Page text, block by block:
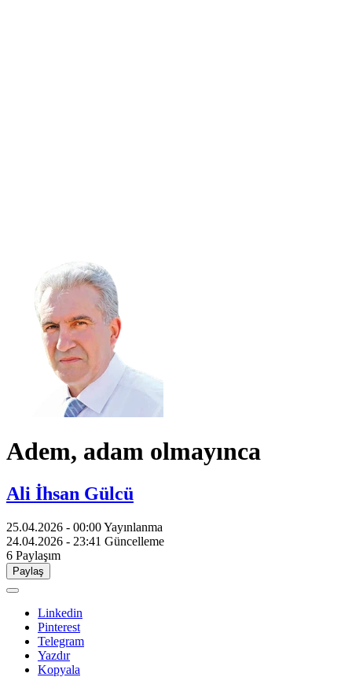
Adem, adam olmayınca
Ali İhsan Gülcü
25.04.2026 - 00:00Yayınlanma
24.04.2026 - 23:41 Güncelleme
6 Paylaşım
Paylaş
Linkedin
Pinterest
Telegram
Yazdır
Kopyala